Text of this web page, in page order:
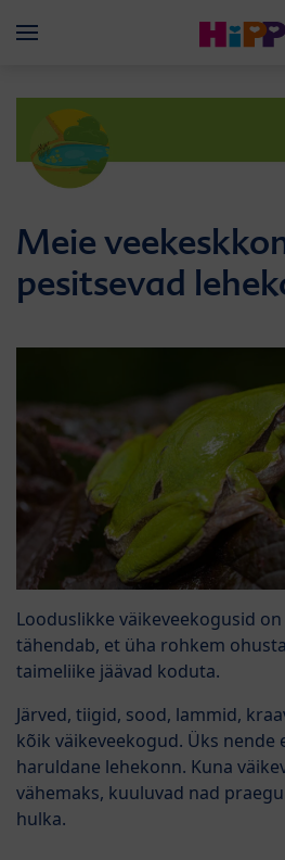
Menü
Meie
pesitsevad
Looduslikke väikeveekogusid
tähendab, et üha rohkem
taimeliike jäävad koduta.
Järved, tiigid, sood, lammid,
kõik väikeveekogud. Üks nende
haruldane lehekonn. Kuna
vähemaks, kuuluvad nad
hulka.